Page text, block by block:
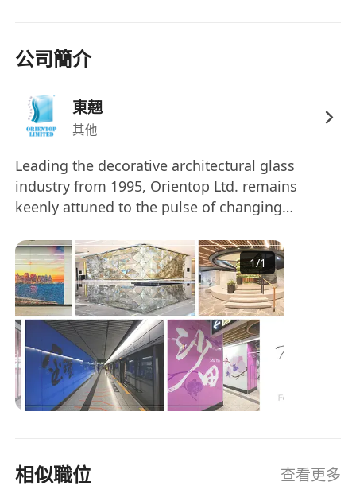
公司簡介
東翹
其他
Leading the decorative architectural glass
industry from 1995, Orientop Ltd. remains
keenly attuned to the pulse of changing
in bullet-proof glass and other special glass,
Orientop Ltd. has grown into a pioneer and
leader in laminated architectural glass in Asia
market, the product is widely accepted and
used in the world.
1/1
相似職位 查看更多